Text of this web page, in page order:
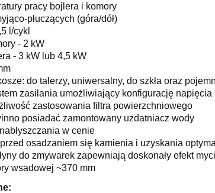
pracy bojlera i komory
płuczących (góra/dół)
l/cykl
- 2 kW
- 3 kW lub 4,5 kW
do talerzy, uniwersalny, do szkła oraz
zasilania umożliwiający konfigurację
zastosowania filtra powierzchniowego
posiadać zamontowany uzdatniacz wody
w cenie
osadzaniem się kamienia i uzyskania
do zmywarek zapewniają doskonały efekt
wsadowej ~370 mm